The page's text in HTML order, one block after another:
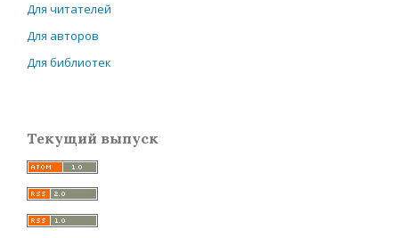
Для читателей
Для авторов
Для библиотек
Текущий выпуск